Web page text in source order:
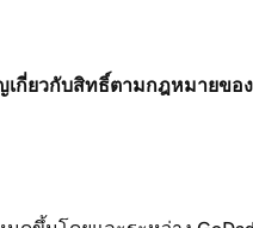
กี่ยวกับสิทธิ์ตามกฎหมายขอ